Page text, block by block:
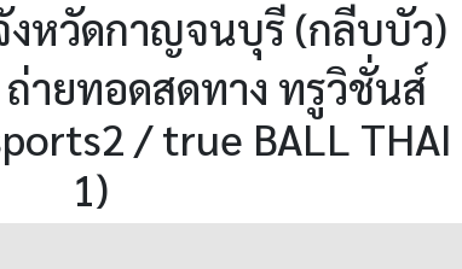
หวัดกาญจนบุรี (กลีบบัว)
ถ่ายทอดสดทาง ทรูวิชั่นส์
/ true BALL THAI
1)